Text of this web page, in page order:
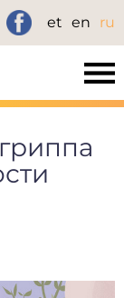
et en ru